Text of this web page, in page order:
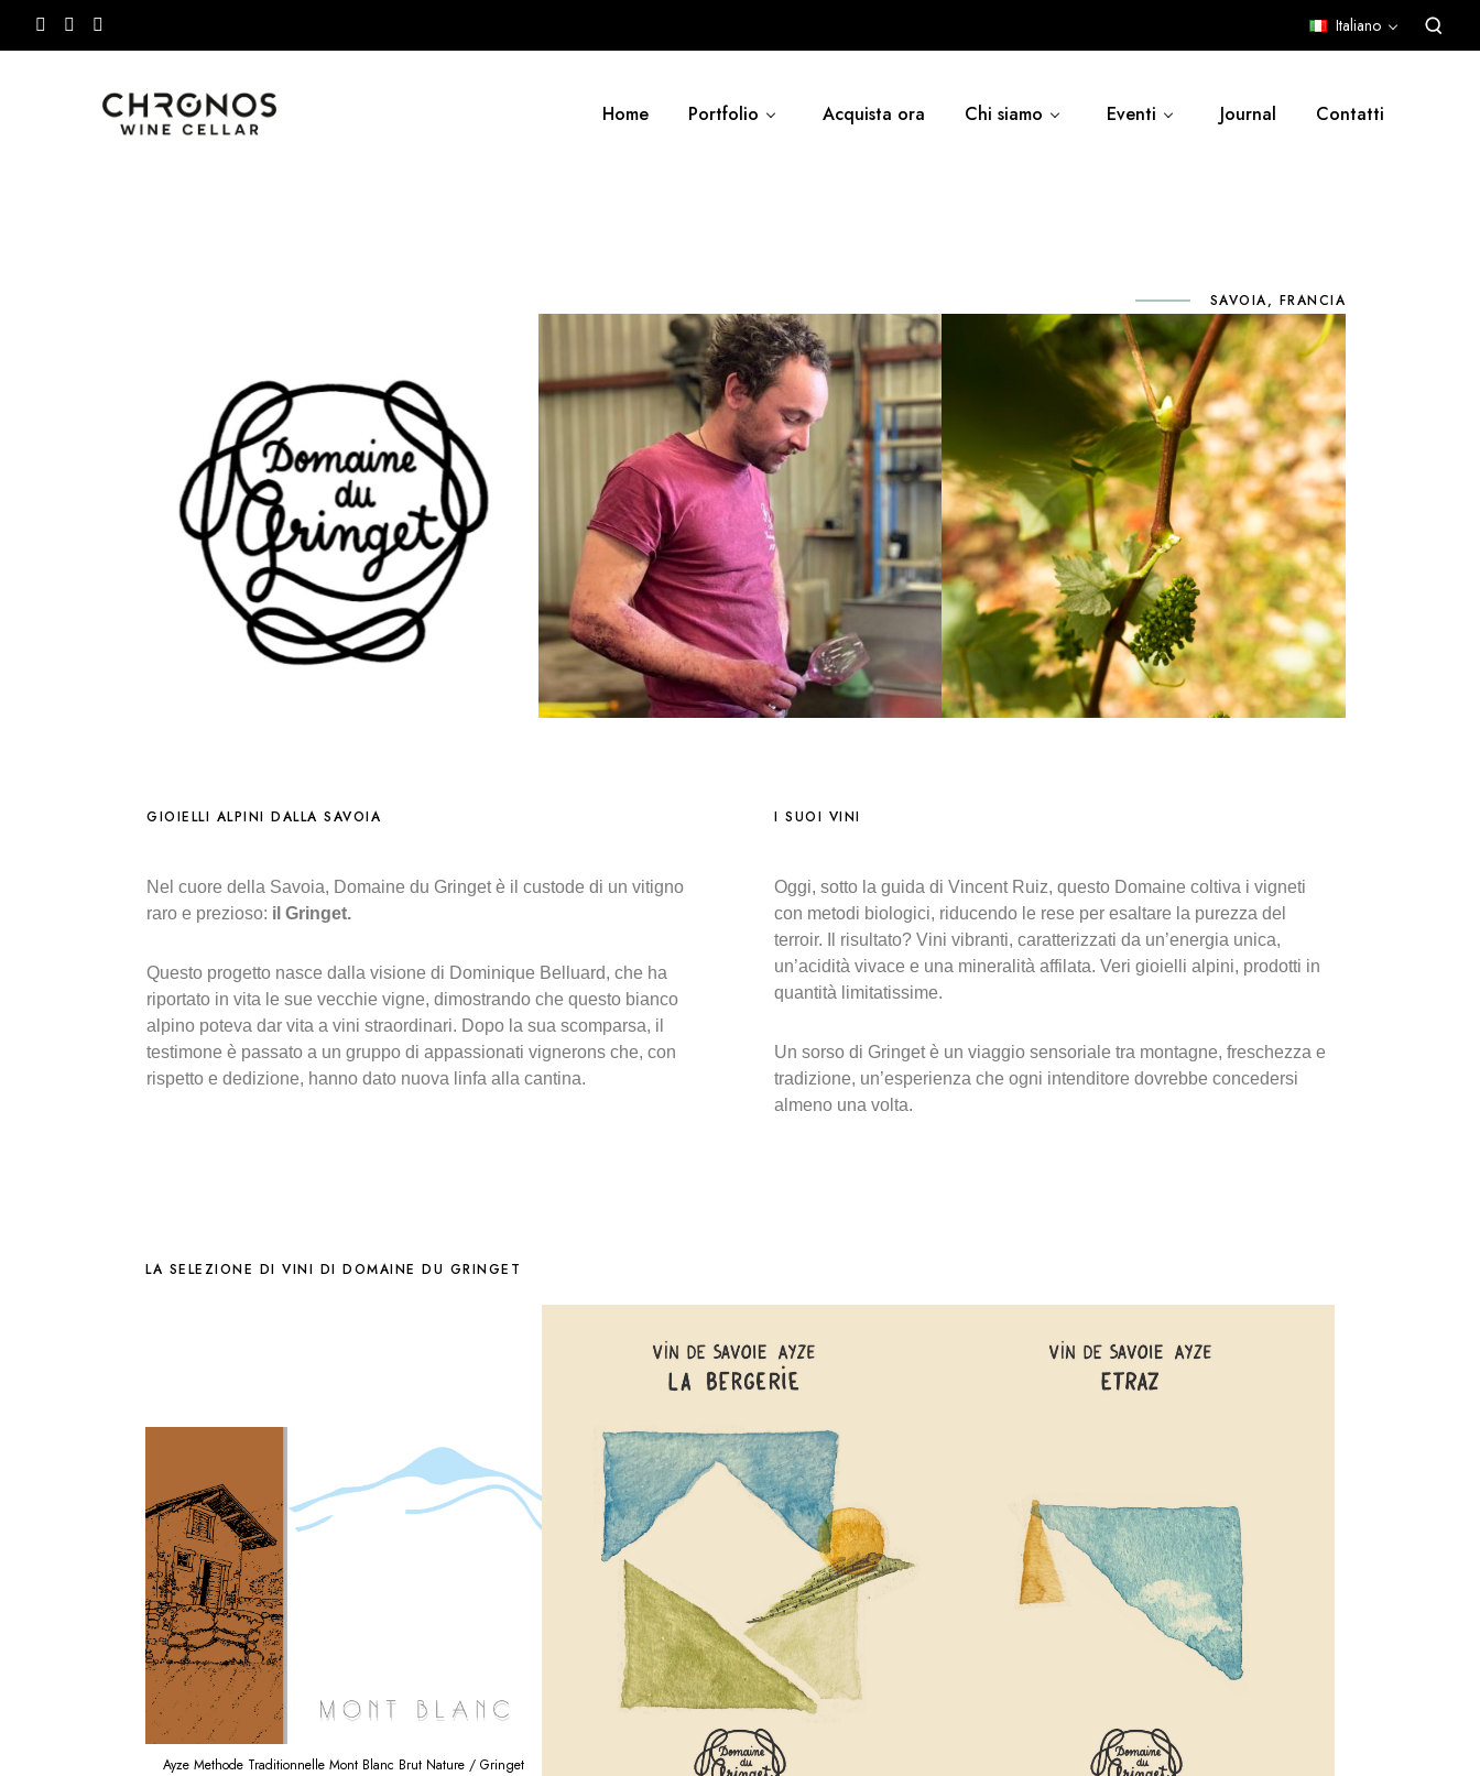
Italiano
Home Portfolio Acquista ora Chi siamo Eventi Journal Contatti
SAVOIA, FRANCIA
GIOIELLI ALPINI DALLA SAVOIA
Nel cuore della Savoia, Domaine du Gringet è il custode di un vitigno
raro e prezioso: il Gringet.
Questo progetto nasce dalla visione di Dominique Belluard, che ha
riportato in vita le sue vecchie vigne, dimostrando che questo bianco
alpino poteva dar vita a vini straordinari. Dopo la sua scomparsa, il
testimone è passato a un gruppo di appassionati vignerons che, con
rispetto e dedizione, hanno dato nuova linfa alla cantina.
I SUOI VINI
Oggi, sotto la guida di Vincent Ruiz, questo Domaine coltiva i vigneti
con metodi biologici, riducendo le rese per esaltare la purezza del
terroir. Il risultato? Vini vibranti, caratterizzati da un’energia unica,
un’acidità vivace e una mineralità affilata. Veri gioielli alpini, prodotti in
quantità limitatissime.
Un sorso di Gringet è un viaggio sensoriale tra montagne, freschezza e
tradizione, un’esperienza che ogni intenditore dovrebbe concedersi
almeno una volta.
LA SELEZIONE DI VINI DI DOMAINE DU GRINGET
Ayze Methode Traditionnelle Mont Blanc Brut Nature / Gringet